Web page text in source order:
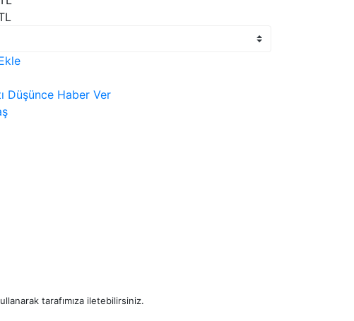
Düşünce Haber Ver
tarafımıza iletebilirsiniz.